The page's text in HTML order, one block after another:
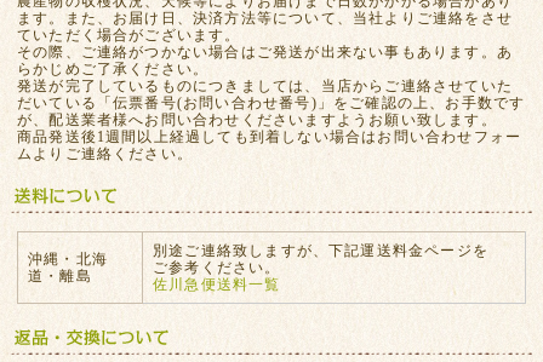
ます。また、お届け日、決済方法等について、当社よりご連絡をさせ
ていただく場合がございます。
その際、ご連絡がつかない場合はご発送が出来ない事もあります。あ
らかじめご了承ください。
発送が完了しているものにつきましては、当店からご連絡させていた
だいている「伝票番号(お問い合わせ番号)」をご確認の上、お手数です
が、配送業者様へお問い合わせくださいますようお願い致します。
商品発送後1週間以上経過しても到着しない場合はお問い合わせフォー
ムよりご連絡ください。
沖縄・北海
道・離島
別途ご連絡致しますが、下記運送料金ページを
ご参考ください。
佐川急便送料一覧